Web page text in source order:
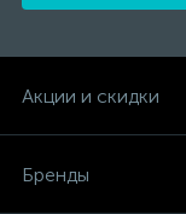
Акции и скидки
Бренды